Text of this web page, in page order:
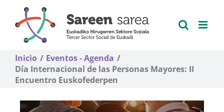
contenido
Inicio
Eventos - Agenda
Día Internacional de las Personas Mayores: II
Encuentro Euskofederpen